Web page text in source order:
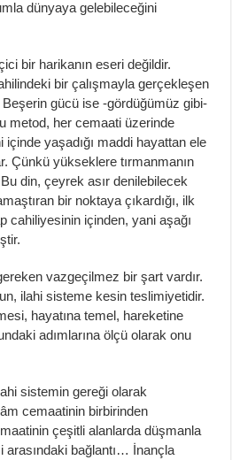
dünyaya gelebileceğini
bir harikanın eseri değildir.
bir çalışmayla gerçekleşen
gücü ise -gördüğümüz gibi-
metod, her cemaati üzerinde
yaşadığı maddi hayattan ele
Çünkü yükseklere tırmanmanın
din, çeyrek asır denilebilecek
bir noktaya çıkardığı, ilk
cahiliyesinin içinden, yani aşağı
vazgeçilmez bir şart vardır.
ilahi sisteme kesin teslimiyetidir.
hayatına temel, hareketine
adımlarına ölçü olarak onu
sistemin gereği olarak
cemaatinin birbirinden
çeşitli alanlarda düşmanla
arasındaki bağlantı… İnançla